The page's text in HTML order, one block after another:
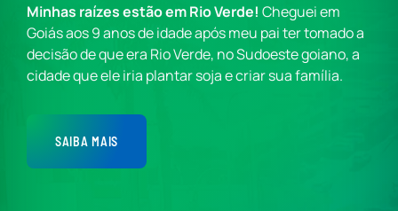
Minhas raízes estão em Rio Verde! Cheguei em
Goiás aos 9 anos de idade após meu pai ter tomado a
decisão de que era Rio Verde, no Sudoeste goiano, a
cidade que ele iria plantar soja e criar sua família.
SAIBA MAIS